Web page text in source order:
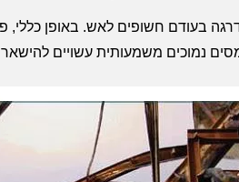
משמעותית עשויים להישאר יציבים בטמפ' גבוהות מ-